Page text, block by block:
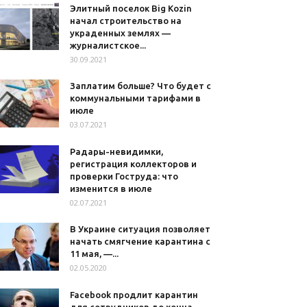
Элитный поселок Big Kozin
начал строительство на
украденных землях —
журналистское...
30.09.2021
Заплатим больше? Что будет с
коммунальными тарифами в
июле
03.07.2021
Радары-невидимки,
регистрация коллекторов и
проверки Гоструда: что
изменится в июле
02.07.2021
В Украине ситуация позволяет
начать смягчение карантина с
11 мая, —...
02.05.2020
Facebook продлит карантин